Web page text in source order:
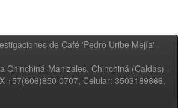
de Café 'Pedro Uribe Mejía' -
Chinchiná-Manizales. Chinchiná (Caldas) -
+57(606)850 0707, Celular: 3503189866,